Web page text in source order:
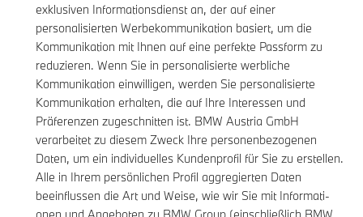
exklusiven Informationsdienst an, der auf einer
personalisierten Werbekommunikation basiert, um die
Kommunikation mit Ihnen auf eine perfekte Passform zu
reduzieren. Wenn Sie in personalisierte werbliche
Kommunikation einwilligen, werden Sie personalisierte
Kommunikation erhalten, die auf Ihre Interessen und
Präferenzen zugeschnitten ist. BMW Austria GmbH
verarbeitet zu diesem Zweck Ihre personenbezogenen
Daten, um ein individuelles Kundenprofil für Sie zu erstellen.
Alle in Ihrem persönlichen Profil aggregierten Daten
beeinflussen die Art und Weise, wie wir Sie mit Informati-